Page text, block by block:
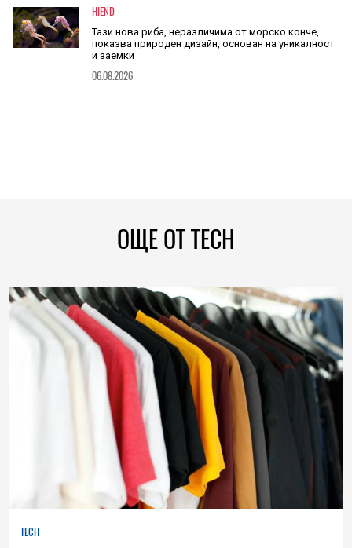
HIEND
Тази нова риба, неразличима от морско конче,
показва природен дизайн, основан на уникалност
и заемки
06.08.2026
ОЩЕ ОТ TECH
TECH